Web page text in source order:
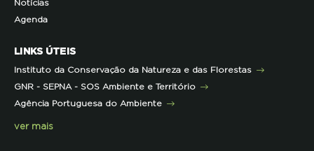
Representações
Histórico de Projetos
Dicas úteis
Iniciativas
Pareceres
Parcerias
Projetos
Semana do Jornalismo de Ambiente 2023
Recursos Pedagógicos
Literacia para a Floresta
Projetos
Formação Certificada
Formação Contínua para Professores
Outras Formações
Notícias
Agenda
LINKS ÚTEIS
Instituto da Conservação da Natureza e das Florestas
GNR - SEPNA - SOS Ambiente e Território
Agência Portuguesa do Ambiente
ver mais